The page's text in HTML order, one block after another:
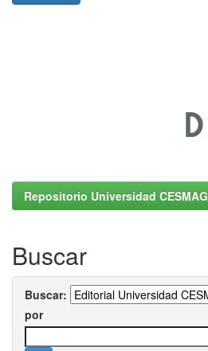
Repositorio Universidad CESMAG
Buscar
Buscar:
por